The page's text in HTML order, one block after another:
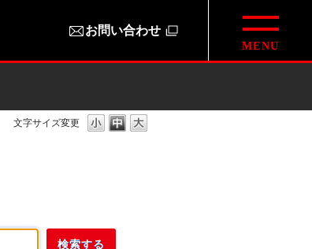
お問い合わせ
文字サイズ変更